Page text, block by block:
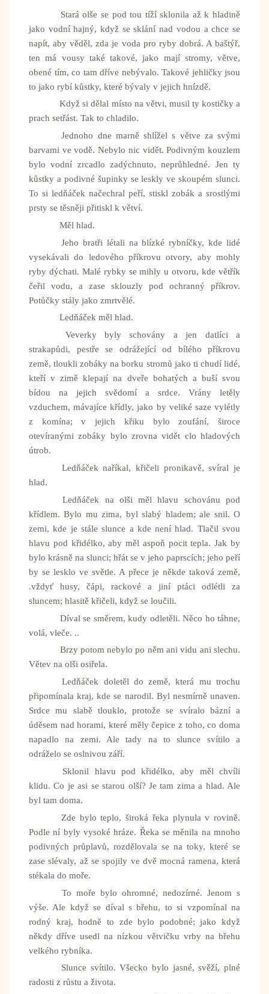
Stará olše se pod tou tíží sklonila až k hladině
jako vodní hajný, když se sklání nad vodou a chce se
napít, aby věděl, zda je voda pro ryby dobrá. A baštýř,
ten má vousy také takové, jako mají stromy, větve,
obené tím, co tam dříve nebývalo. Takové jehličky jsou
to jako rybí kůstky, které bývaly v jejich hnízdě.
Když si dělal místo na větvi, musil ty kostičky a
prach setřást. Tak to chladilo.
Jednoho dne marně shlížel s větve za svými
barvami ve vodě. Nebylo nic vidět. Podivným kouzlem
bylo vodní zrcadlo zadýchnuto, neprůhledné. Jen ty
kůstky a podivné šupinky se leskly ve skoupém slunci.
To si ledňáček načechral peří, stiskl zobák a srostlými
prsty se těsněji přitiskl k větví.
Měl hlad.
Jeho bratři létali na blízké rybníčky, kde lidé
vysekávali do ledového příkrovu otvory, aby mohly
ryby dýchati. Malé rybky se mihly u otvoru, kde větřík
čeřil vodu, a zase sklouzly pod ochranný příkrov.
Potůčky stály jako zmrtvělé.
Ledňáček měl hlad.
Veverky byly schovány a jen datlíci a
strakapůdi, pestře se odrážející od bílého příkrovu
země, tloukli zobáky na borku stromů jako ti chudí lidé,
kteří v zimě klepají na dveře bohatých a buší svou
bídou na jejich svědomí a srdce. Vrány letěly
vzduchem, mávajíce křídly, jako by veliké saze vylétly
z komína; v jejich křiku bylo zoufání, široce
otevíranými zobáky bylo zrovna vidět clo hladových
útrob.
Ledňáček naříkal, křičeli pronikavě, svíral je
hlad.
Ledňáček na olši měl hlavu schovánu pod
křídlem. Bylo mu zima, byl slabý hladem; ale snil. O
zemi, kde je stále slunce a kde není hlad. Tlačil svou
hlavu pod křidélko, aby měl aspoň pocit tepla. Jak by
bylo krásně na slunci; hřát se v jeho paprscích; jeho peří
by se lesklo ve světle. A přece je někde taková země,
.vždyť husy, čápi, rackové a jiní ptáci odlétli za
sluncem; hlasitě křičeli, když se loučili.
Díval se směrem, kudy odletěli. Něco ho táhne,
volá, vleče. ..
Brzy potom nebylo po něm ani vidu ani slechu.
Větev na olši osiřela.
Ledňáček doletěl do země, která mu trochu
připomínala kraj, kde se narodil. Byl nesmírně unaven.
Srdce mu slabě tlouklo, protože se svíralo bázní a
úděsem nad horami, které měly čepice z toho, co doma
napadlo na zemi. Ale tady na to slunce svítilo a
odráželo se oslnivou září.
Sklonil hlavu pod křidélko, aby měl chvíli
klidu. Co je asi se starou olší? Je tam zima a hlad. Ale
byl tam doma.
Zde bylo teplo, široká řeka plynula v rovině.
Podle ní byly vysoké hráze. Řeka se měnila na mnoho
podivných průplavů, rozdělovala se na toky, které se
zase slévaly, až se spojily ve dvě mocná ramena, která
stékala do moře.
To moře bylo ohromné, nedozírné. Jenom s
výše. Ale když se díval s břehu, to si vzpomínal na
rodný kraj, hodně to zde bylo podobné; jako když
někdy dříve usedl na nízkou větvičku vrby na břehu
velkého rybníka.
Slunce svítilo. Všecko bylo jasné, svěží, plné
radosti z růstu a života.